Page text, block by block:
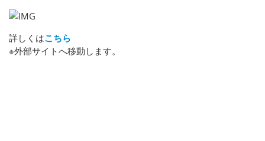
詳しくはこちら
※外部サイトへ移動します。